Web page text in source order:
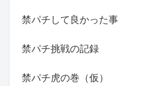
禁パチして良かった事
禁パチ挑戦の記録
禁パチ虎の巻（仮）